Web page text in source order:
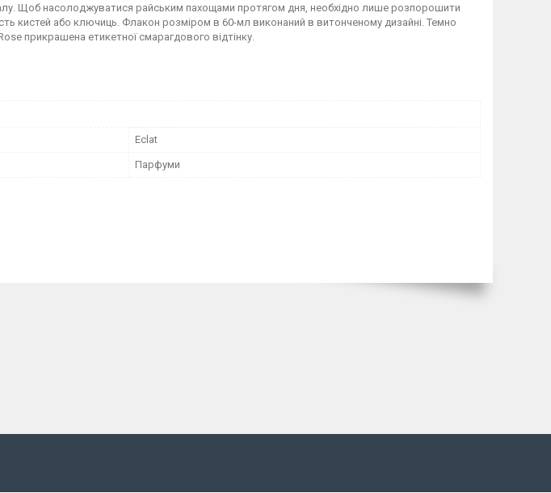
Щоб насолоджуватися райським пахощами протягом дня, необхідно лише розпорошити
кистей або ключиць. Флакон розміром в 60-мл виконаний в витонченому дизайні. Темно
прикрашена етикетної смарагдового відтінку.
Eclat
Парфуми